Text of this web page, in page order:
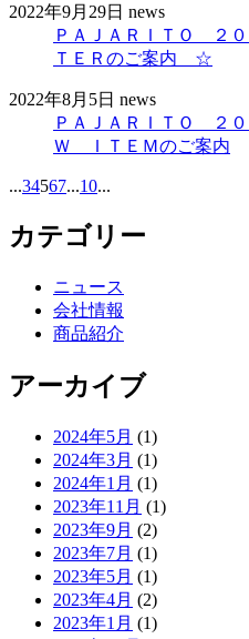
2022年9月29日 news
ＰＡＪＡＲＩＴＯ ２
ＴＥＲのご案内 ☆
2022年8月5日 news
ＰＡＪＡＲＩＴＯ ２
Ｗ ＩＴＥＭのご案内
...34567...10...
カテゴリー
ニュース
会社情報
商品紹介
アーカイブ
2024年5月 (1)
2024年3月 (1)
2024年1月 (1)
2023年11月 (1)
2023年9月 (2)
2023年7月 (1)
2023年5月 (1)
2023年4月 (2)
2023年1月 (1)